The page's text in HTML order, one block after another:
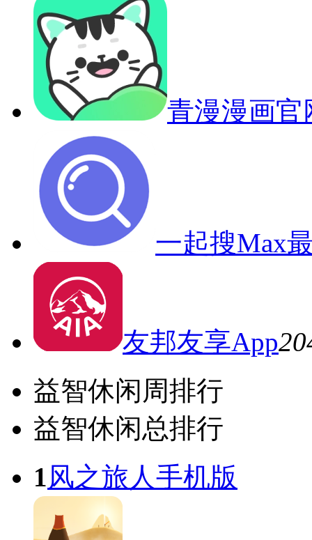
青漫漫画官
一起搜Max
友邦友享App
益智休闲周排行
益智休闲总排行
1风之旅人手机版